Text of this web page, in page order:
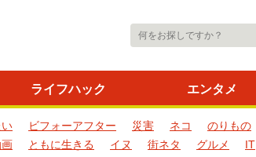
ライフハック エンタメ
ビフォーアフター 災害 ネコ のりもの
ともに生きる イヌ 街ネタ グルメ IT